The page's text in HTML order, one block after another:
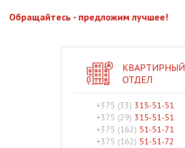
Обращайтесь - предложим лучшее!
КВАРТИРНЫЙ
ОТДЕЛ
+375 (33) 315-51-51
+375 (29) 315-51-51
+375 (162) 51-51-71
+375 (162) 51-51-72